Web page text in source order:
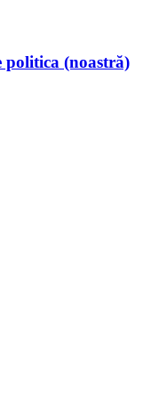
(noastră)